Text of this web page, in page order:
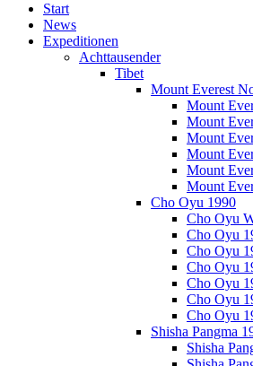
Start
News
Expeditionen
Achttausender
Tibet
Mount Everest
Mount
Mount
Mount
Mount
Mount
Mount
Cho Oyu 1990
Cho Oyu
Cho Oyu
Cho Oyu
Cho Oyu
Cho Oyu
Cho Oyu
Cho Oyu
Shisha Pangma
Shisha